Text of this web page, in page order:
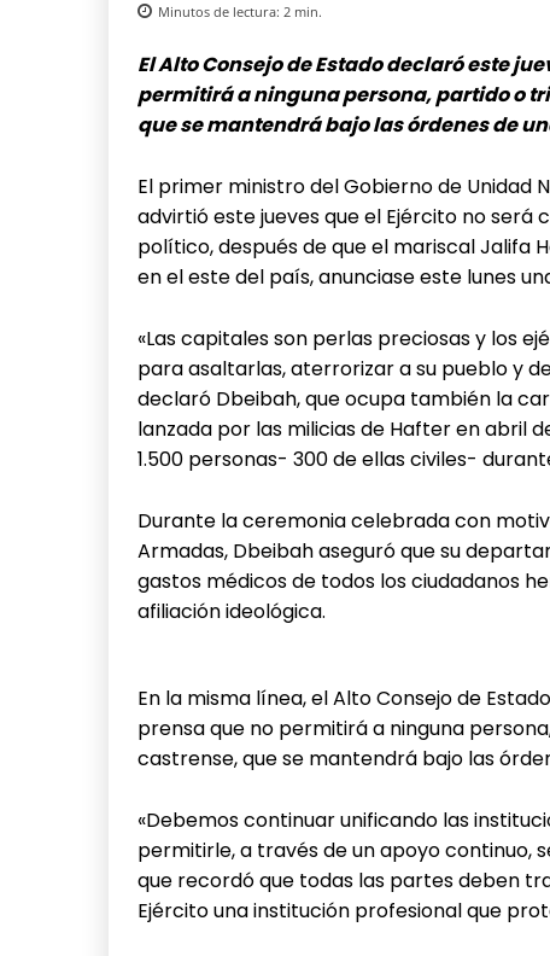
Minutos de lectura: 2 min.
El Alto Consejo de Estado declaró este
permitirá a ninguna persona, partido o
que se mantendrá bajo las órdenes de
El primer ministro del Gobierno de Unidad
advirtió este jueves que el Ejército no
político, después de que el mariscal Jalifa
en el este del país, anunciase este lunes
«Las capitales son perlas preciosas y los
para asaltarlas, aterrorizar a su pueblo y
declaró Dbeibah, que ocupa también la
lanzada por las milicias de Hafter en abril
1.500 personas- 300 de ellas civiles-
Durante la ceremonia celebrada con
Armadas, Dbeibah aseguró que su
gastos médicos de todos los ciudadanos
afiliación ideológica.
En la misma línea, el Alto Consejo de
prensa que no permitirá a ninguna
castrense, que se mantendrá bajo las
«Debemos continuar unificando las
permitirle, a través de un apoyo continuo,
que recordó que todas las partes deben
Ejército una institución profesional que